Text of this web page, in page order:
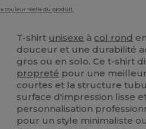
couleur réelle du produit.
T-shirt unisexe à col rond
douceur et une durabilité
gros ou en solo. Ce t-shirt
propreté pour une
courtes et la structure
surface d'impression lisse
personnalisation
pour un style minimaliste